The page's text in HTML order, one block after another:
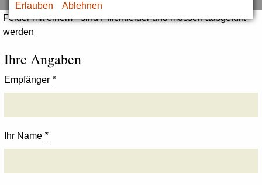
Erlauben Ablehnen
Felder mit einem * sind Pflichtfelder und müssen ausgefüllt
werden
Ihre Angaben
Empfänger *
Ihr Name *